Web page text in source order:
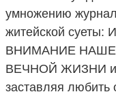
умножению
житейской
ВНИМАНИЕ
ВЕЧНОЙ ЖИЗНИ и
заставляя любить